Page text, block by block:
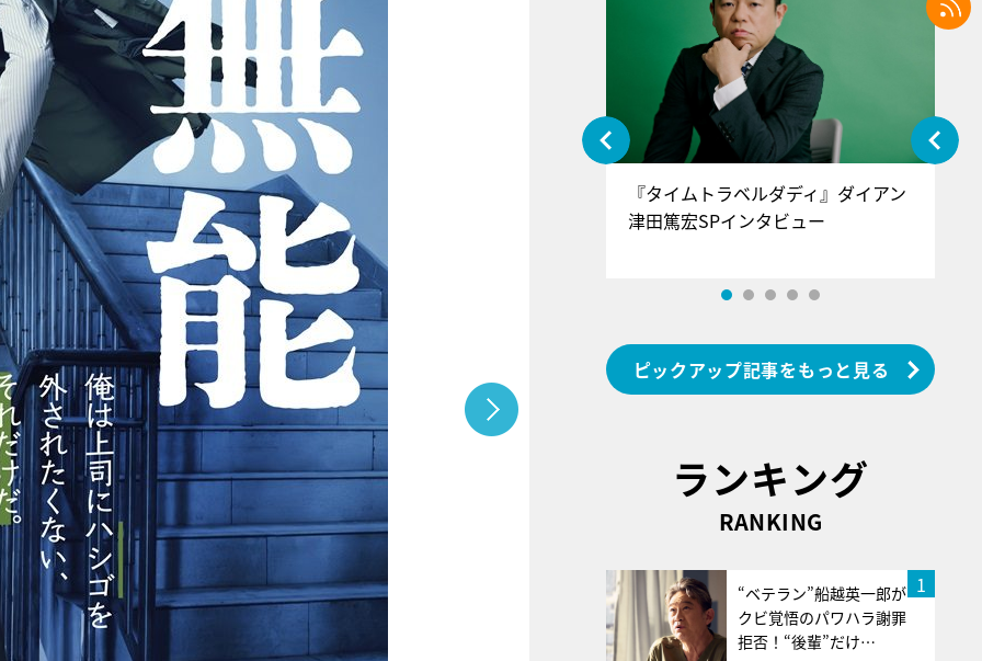
『アイ＝ラブ！げーみんぐ』＝LOV
E齋藤樹愛羅＆佐々木舞香SPインタ
ビュー
『タイムトラベルダディ』ダイアン
津田篤宏SPインタビュー
ピックアップ記事をもっと見る
ランキング
RANKING
1
“ベテラン”船越英一郎が
クビ覚悟のパワハラ謝罪
拒否！“後輩”だけ…